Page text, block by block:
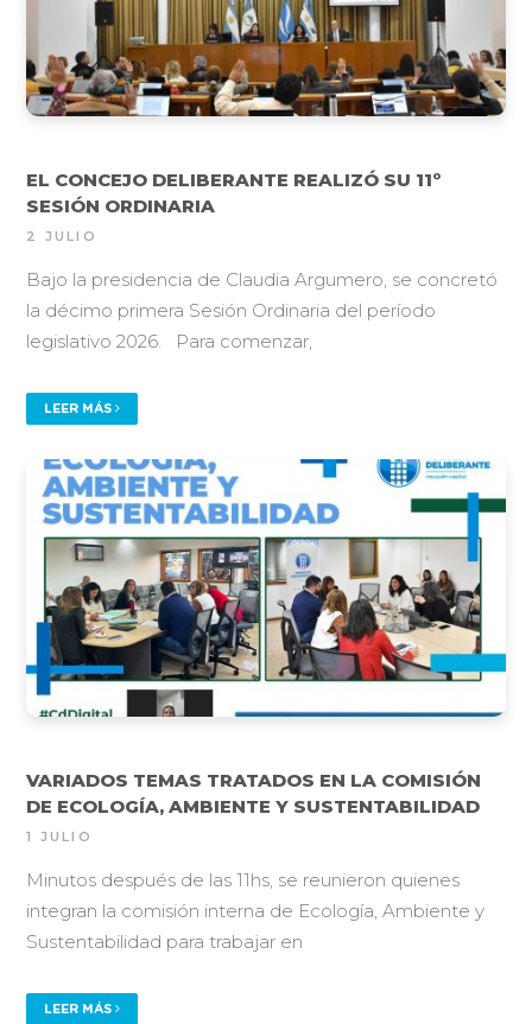
EL CONCEJO DELIBERANTE REALIZÓ SU 11º
SESIÓN ORDINARIA
2 JULIO
Bajo la presidencia de Claudia Argumero, se concretó
la décimo primera Sesión Ordinaria del período
legislativo 2026. Para comenzar,
LEER MÁS
VARIADOS TEMAS TRATADOS EN LA COMISIÓN
DE ECOLOGÍA, AMBIENTE Y SUSTENTABILIDAD
1 JULIO
Minutos después de las 11hs, se reunieron quienes
integran la comisión interna de Ecología, Ambiente y
Sustentabilidad para trabajar en
LEER MÁS